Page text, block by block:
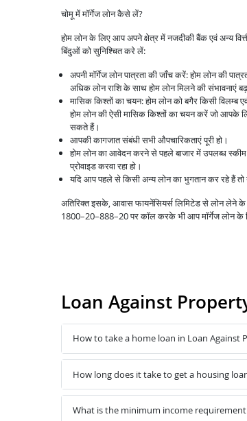
चोमू में मॉर्गेज लोन कैसे लें?
होम लोन के लिए आप अपने क्षेत्र में नजदीकी बैंक एवं अन्य
बिंदुओं को सुनिश्चित करे लें:
अपनी मॉर्गेज लोन पात्रता की जाँच करें: होम लोन की
अधिक लोन राशि के साथ होम लोन मिलने की संभावनाएं
मासिक किश्तों का चयन: होम लोन को बगैर किसी
होम लोन की ऐसी मासिक किश्तों का चयन करें जो आपके
सकते हैं।
आपकी कागजात संबंधी सभी औपचारिकताएं पूरी हो।
होम लोन का आवेदन करने से पहले बाजार में उपलब्ध
प्रोवाइड करवा रहा हो।
यदि आप पहले से किसी अन्य लोन का भुगतान कर रहे हैं
अतिरिक्त इसके, आवास फायनेंसियर्स लिमिटेड से लोन लेने
1800–20–888–20 पर कॉल करके भी आप मॉर्गेज लोन
Loan Against
How to take a home loan in Loan Against
How long does it take to get a housing
What is the minimum income